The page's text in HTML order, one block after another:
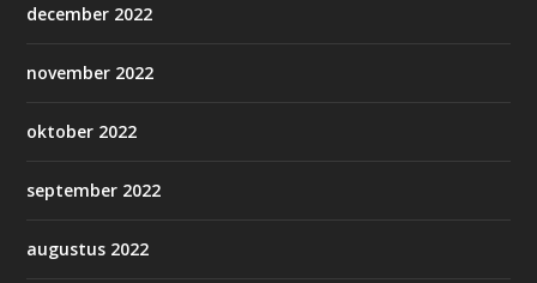
december 2022
november 2022
oktober 2022
september 2022
augustus 2022